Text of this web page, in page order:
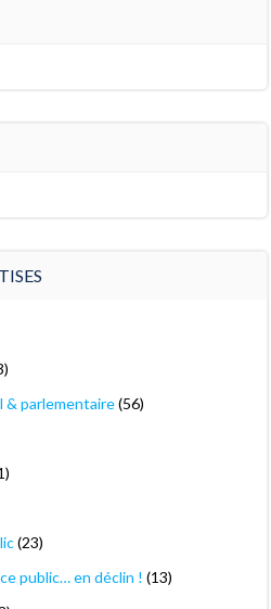
parlementaire(56)
(23)
public… en déclin ! (13)